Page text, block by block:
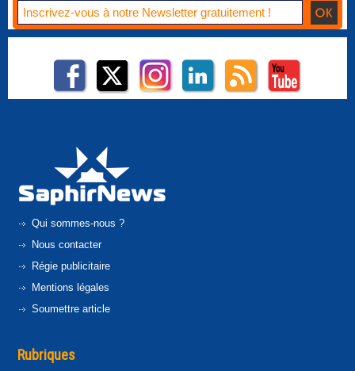
Qui sommes-nous ?
Nous contacter
Régie publicitaire
Mentions légales
Soumettre article
Rubriques